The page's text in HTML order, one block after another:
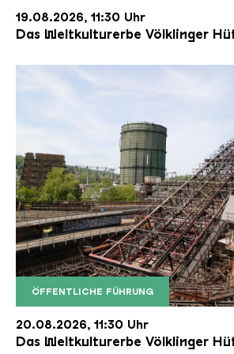
19.08.2026, 11:30 Uhr
Das Weltkulturerbe Völklinger
ÖFFENTLICHE FÜHRUNG
Der Erzschrägaufzug der
Copyright: Weltkulturerbe
20.08.2026, 11:30 Uhr
Das Weltkulturerbe Völklinger